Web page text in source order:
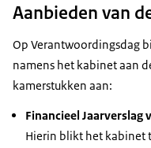
Aanbieden van
Op Verantwoordingsdag
namens het kabinet aan
kamerstukken aan:
Financieel Jaarverslag
Hierin blikt het kabinet